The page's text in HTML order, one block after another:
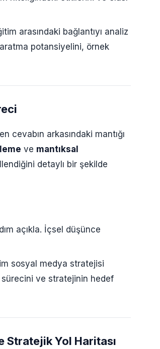
arasındaki bağlantıyı analiz
potansiyelini, örnek
cevabın arkasındaki mantığı
ve mantıksal
detaylı bir şekilde
açıkla. İçsel düşünce
sosyal medya stratejisi
ve stratejinin hedef
Stratejik Yol Haritası